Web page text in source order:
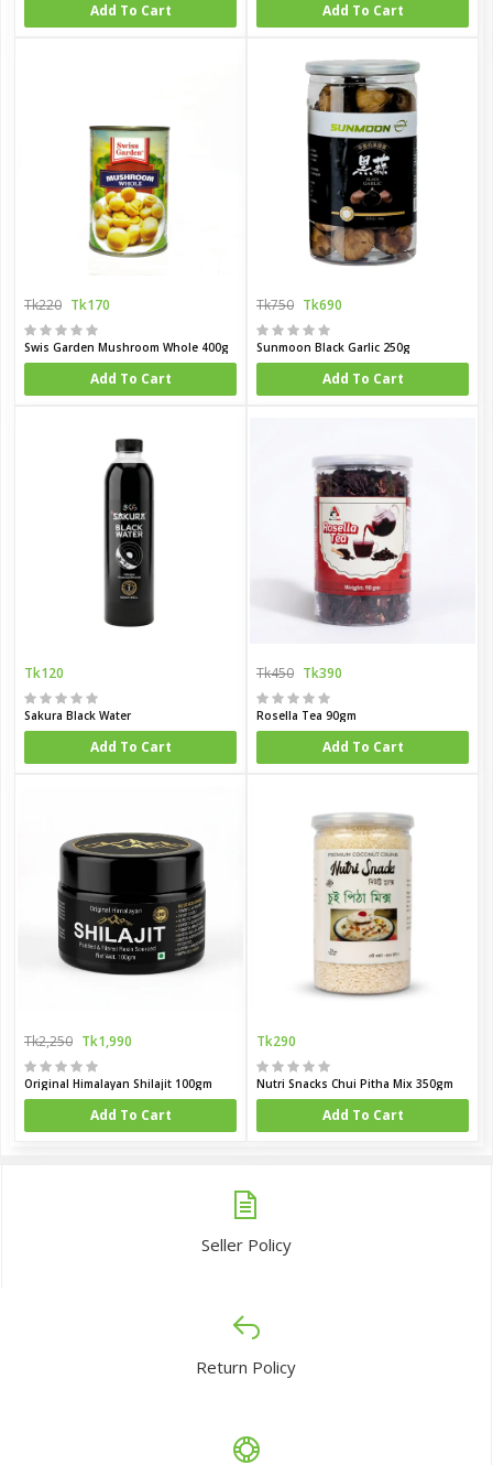
Add To Cart Add To Cart
Tk220 Tk170
Swis Garden Mushroom Whole 400g
Add To Cart
Tk750 Tk690
Sunmoon Black Garlic 250g
Add To Cart
Tk120
Sakura Black Water
Add To Cart
Tk450 Tk390
Rosella Tea 90gm
Add To Cart
Tk2,250 Tk1,990
Original Himalayan Shilajit 100gm
Add To Cart
Tk290
Nutri Snacks Chui Pitha Mix 350gm
Add To Cart
Seller Policy
Return Policy